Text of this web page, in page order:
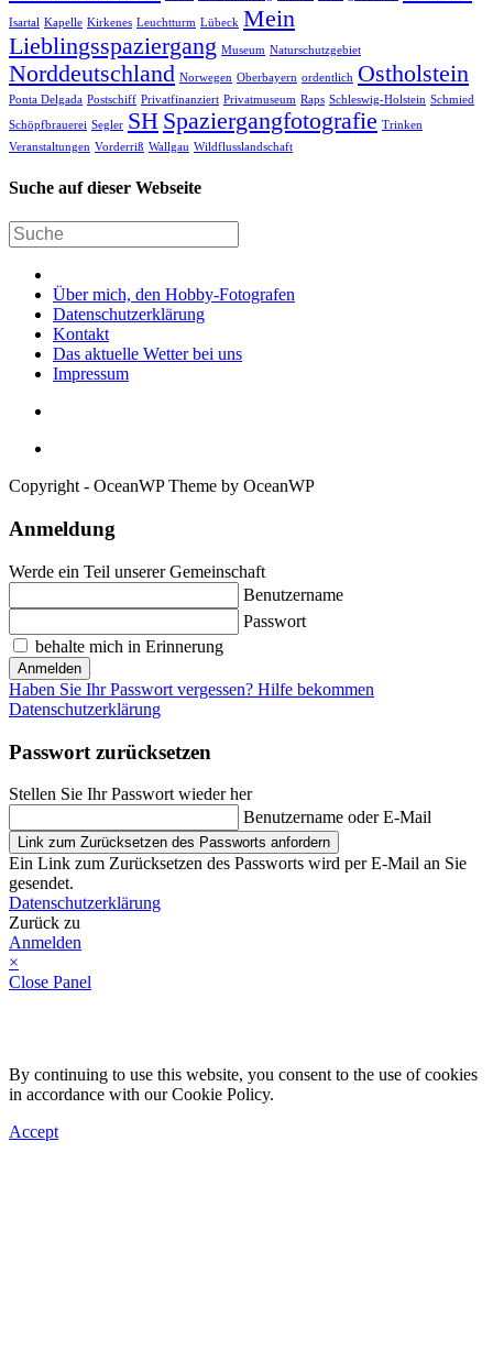
Isartal Kapelle Kirkenes Leuchtturm Lübeck Mein
Lieblingsspaziergang Museum Naturschutzgebiet
Norddeutschland Norwegen Oberbayern ordentlich Ostholstein
Ponta Delgada Postschiff Privatfinanziert Privatmuseum Raps Schleswig-Holstein Schmied
Schöpfbrauerei Segler SH Spaziergangfotografie Trinken
Veranstaltungen Vorderriß Wallgau Wildflusslandschaft
Suche auf dieser Webseite
Über mich, den Hobby-Fotografen
Datenschutzerklärung
Kontakt
Das aktuelle Wetter bei uns
Impressum
Copyright - OceanWP Theme by OceanWP
Anmeldung
Werde ein Teil unserer Gemeinschaft
Benutzername
Passwort
behalte mich in Erinnerung
Anmelden
Haben Sie Ihr Passwort vergessen? Hilfe bekommen
Datenschutzerklärung
Passwort zurücksetzen
Stellen Sie Ihr Passwort wieder her
Benutzername oder E-Mail
Link zum Zurücksetzen des Passworts anfordern
Ein Link zum Zurücksetzen des Passworts wird per E-Mail an Sie
gesendet.
Datenschutzerklärung
Zurück zu
Anmelden
×
Close Panel
By continuing to use this website, you consent to the use of cookies
in accordance with our Cookie Policy.
Accept